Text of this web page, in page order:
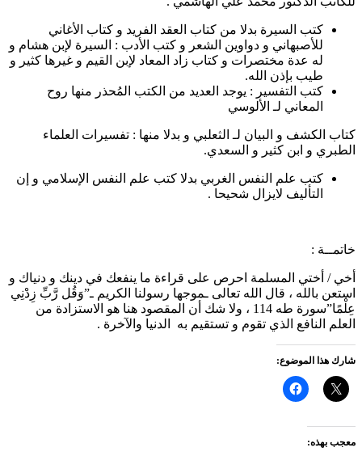
كتب السيرة بدلا من كتاب العقد الفريد و كتاب الأغاني
للأصبهاني و دواوين الشعر و كتب الأدب : السيرة لإبن هشام و
له عدة مختصرات و كتاب زاد المعاد لإبن القيم و غيرها كثير و
طيب بإذن الله.
كتب التفسير : يوجد العديد من الكتب المُحذر منها روح
المعاني لـ الألوسي
كتاب الكشف و البيان لـ الثعلبي و بدلا منها : تفسيرات العلماء
الطبري و ابن كثير و السعدي.
كتب علم النفس الغربي بدلا كتب علم النفس الإسلامي و إن
التأليف لايزال شحيحا .
خاتمــة :
أخي / أختي المسلمة احرص على قراءة ما ينفعك في دينك و دنياك و
استعن بالله ، قال الله تعالى ـموجها رسولنا الكريم ـ”وَقُل رَّبِّ زِدْنِي
عِلْمًا”سورة طه 114 ، ولا شك أن المقصود هنا هو الاستزادة من
العلم النافع الذي تقوم و تستقيم به الدنيا والآخرة .
شارك هذا الموضوع:
معجب بهذه: